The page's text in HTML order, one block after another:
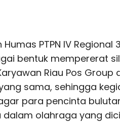
Humas PTPN IV
bentuk mempererat
Riau Pos Group
sama, sehingga
para pencinta
dalam olahraga yang